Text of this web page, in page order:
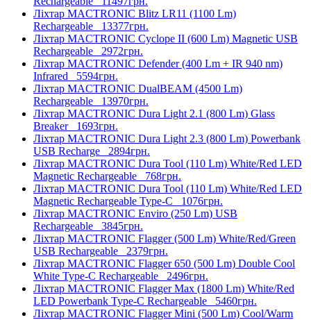
Ліхтар MACTRONIC Blitz LR11 (1100 Lm)
Rechargeable 13377грн.
Ліхтар MACTRONIC Cyclope II (600 Lm) Magnetic USB
Rechargeable 2972грн.
Ліхтар MACTRONIC Defender (400 Lm + IR 940 nm)
Infrared 5594грн.
Ліхтар MACTRONIC DualBEAM (4500 Lm)
Rechargeable 13970грн.
Ліхтар MACTRONIC Dura Light 2.1 (800 Lm) Glass
Breaker 1693грн.
Ліхтар MACTRONIC Dura Light 2.3 (800 Lm) Powerbank
USB Recharge 2894грн.
Ліхтар MACTRONIC Dura Tool (110 Lm) White/Red LED
Magnetic Rechargeable 768грн.
Ліхтар MACTRONIC Dura Tool (110 Lm) White/Red LED
Magnetic Rechargeable Type-C 1076грн.
Ліхтар MACTRONIC Enviro (250 Lm) USB
Rechargeable 3845грн.
Ліхтар MACTRONIC Flagger (500 Lm) White/Red/Green
USB Rechargeable 2379грн.
Ліхтар MACTRONIC Flagger 650 (500 Lm) Double Cool
White Type-C Rechargeable 2496грн.
Ліхтар MACTRONIC Flagger Max (1800 Lm) White/Red
LED Powerbank Type-C Rechargeable 5460грн.
Ліхтар MACTRONIC Flagger Mini (500 Lm) Cool/Warm